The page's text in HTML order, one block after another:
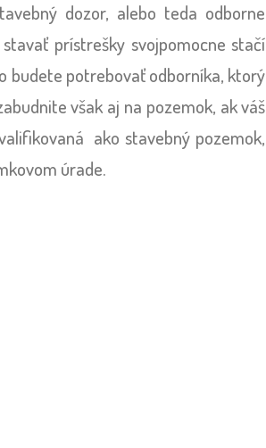
dozor, alebo teda odborne
prístrešky svojpomocne stačí
budete potrebovať odborníka, ktorý
však aj na pozemok, ak váš
ako stavebný pozemok,
úrade.